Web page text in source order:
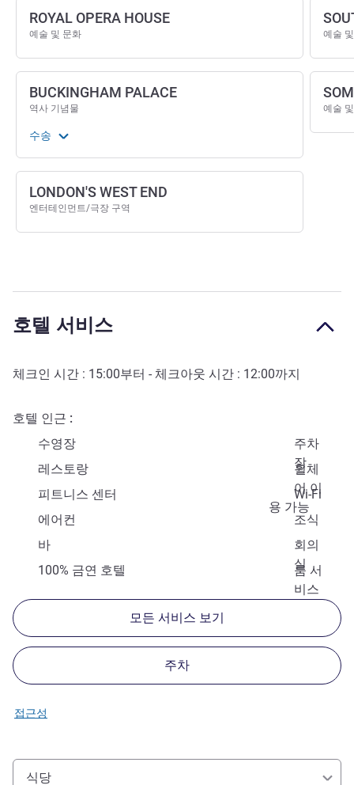
ROYAL OPERA HOUSE
예술 및 문화
BUCKINGHAM PALACE
역사 기념물
수송
LONDON'S WEST END
엔터테인먼트/극장 구역
예술
예술
호텔 서비스
체크인 시간 : 15:00부터 - 체크아웃 시간 : 12:00까지
호텔 인근
수영장
주차
장
레스토랑
휠체
어 이
용 가능
피트니스 센터
Wi-Fi
에어컨
조식
바
회의
실
100% 금연 호텔
룸 서
비스
모든 서비스 보기
주차
접근성
식당